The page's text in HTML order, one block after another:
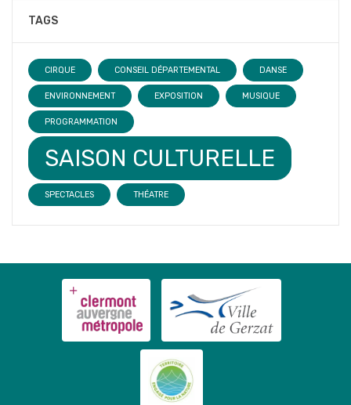
TAGS
CIRQUE CONSEIL DÉPARTEMENTAL DANSE
ENVIRONNEMENT EXPOSITION MUSIQUE
PROGRAMMATION
SAISON CULTURELLE
SPECTACLES THÉATRE